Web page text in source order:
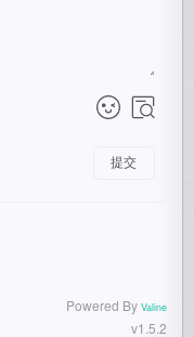
提交
Powered By Valine
v1.5.2